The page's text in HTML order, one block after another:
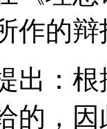
作的
：根
的，